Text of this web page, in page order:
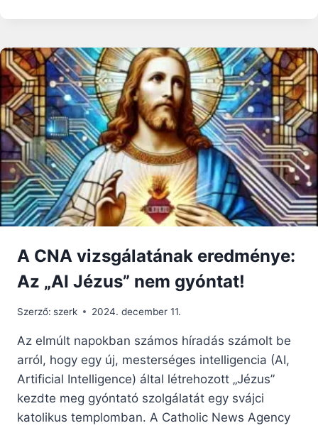
ÍRÁSTUDÓ
ÁRULÁSA
A CNA vizsgálatának eredménye:
Az „AI Jézus” nem gyóntat!
Szerző: szerk 2024. december 11.
Az elmúlt napokban számos híradás számolt be
arról, hogy egy új, mesterséges intelligencia (AI,
Artificial Intelligence) által létrehozott „Jézus”
kezdte meg gyóntató szolgálatát egy svájci
katolikus templomban. A Catholic News Agency